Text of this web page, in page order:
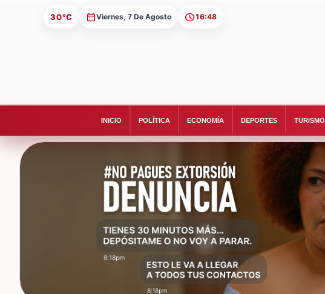
30°C Viernes, 7 De Agosto 16:48
INICIO POLÍTICA ECONOMÍA DEPORTES TURISMO